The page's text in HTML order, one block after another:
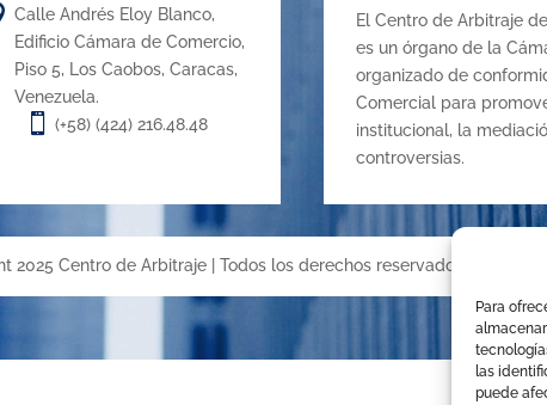
Para
las
puede
Calle Andrés Eloy Blanco,
Edificio Cámara de Comercio,
Piso 5, Los Caobos, Caracas,
Venezuela.
 (+58) (424) 216.48.48
El Centro de Arbitraje
es un órgano de la
organizado de
Comercial para
institucional, la
controversias.
2025 Centro de Arbitraje | Todos los derechos reservados |